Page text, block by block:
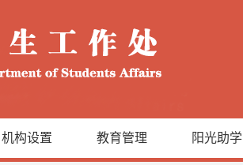
机构设置 教育管理 阳光助学